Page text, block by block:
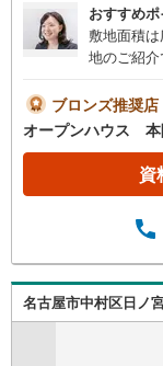
おすすめポ
敷地面積
地のご紹
軽にご連
地を見学す
いただけ
案内につ
日を除く
で送迎し
いう方も大
ているオ
ブロンズ推奨店
オープンハウス 本
資
名古屋市中村区日ノ